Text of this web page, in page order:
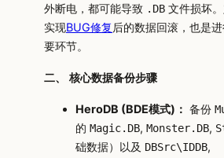
外断电，都可能导致 .DB 文件损坏
实现BUG修复后的数据回滚，也是
要环节。
二、 核心数据备份步骤
HeroDB (BDE模式)： 备份
的 Magic.DB, Monster.DB,
础数据）以及 DBSrc\IDDB,